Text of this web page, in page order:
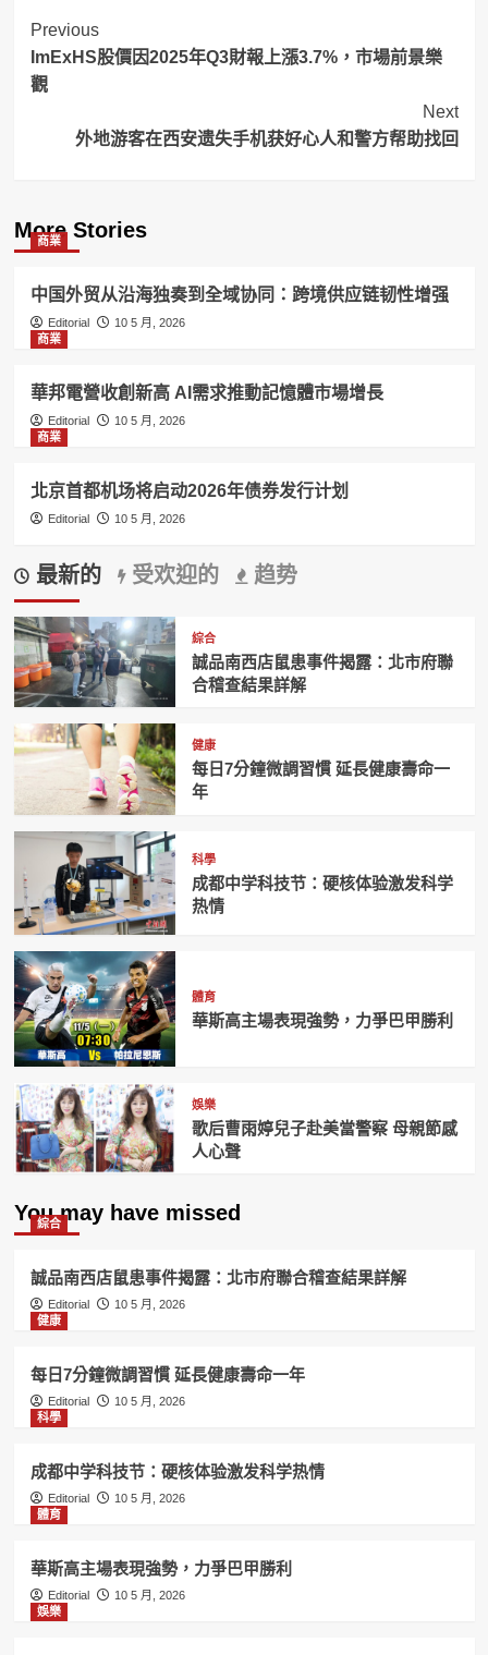
Post
Navigation
Previous
ImExHS股價因2025年Q3財報上漲3.7%，市場前景樂
觀
Next
外地游客在西安遗失手机获好心人和警方帮助找回
More Stories
商業
中国外贸从沿海独奏到全域协同：跨境供应链韧性增强
Editorial
10 5 月, 2026
商業
華邦電營收創新高 AI需求推動記憶體市場增長
Editorial
10 5 月, 2026
商業
北京首都机场将启动2026年债券发行计划
Editorial 10 5 月, 2026
最新的 受欢迎的 趋势
綜合
誠品南西店鼠患事件揭露：北市府聯
合稽查結果詳解
健康
每日7分鐘微調習慣 延長健康壽命一
年
科學
成都中学科技节：硬核体验激发科学
热情
體育
華斯高主場表現強勢，力爭巴甲勝利
娛樂
歌后曹雨婷兒子赴美當警察 母親節感
人心聲
You may have missed
綜合
誠品南西店鼠患事件揭露：北市府聯合稽查結果詳解
Editorial
10 5 月, 2026
健康
每日7分鐘微調習慣 延長健康壽命一年
Editorial
10 5 月, 2026
科學
成都中学科技节：硬核体验激发科学热情
Editorial
10 5 月, 2026
體育
華斯高主場表現強勢，力爭巴甲勝利
Editorial
10 5 月, 2026
娛樂